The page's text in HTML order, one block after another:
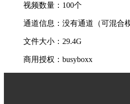
视频数量：100个
通道信息：没有通道（可混合
文件大小：29.4G
商用授权：busyboxx